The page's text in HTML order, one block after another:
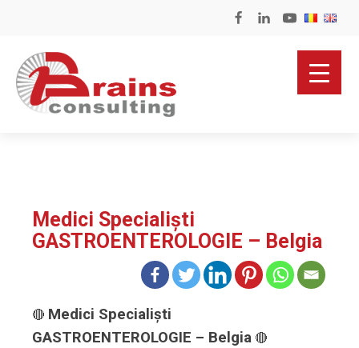
Medici Specialiști
GASTROENTEROLOGIE – Belgia
🔴 Medici Specialiști
GASTROENTEROLOGIE – Belgia 🔴